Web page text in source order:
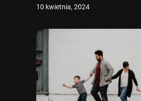
10 kwietnia, 2024